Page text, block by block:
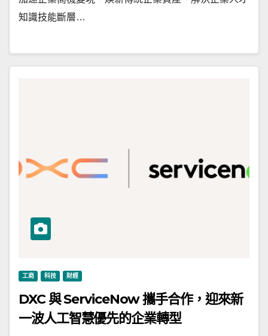
知識技能斷層…
工商 科技 財經
DXC 與 ServiceNow 攜手合作，迎來新
一波人工智慧優先的企業轉型